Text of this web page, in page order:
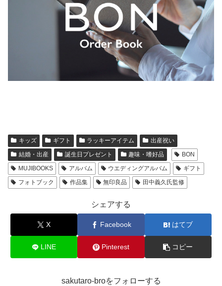
キッズ ギフト ラッキーアイテム
出産祝い
結婚・出産
誕生日プレゼント 趣味・嗜好品
BON
MUJIBOOKS
アルバム ウエディングアルバム
ギフト
フォトブック
作品集 無印良品 田中義久氏監修
シェアする
X Facebook はてブ
LINE Pinterest コピー
sakutaro-broをフォローする